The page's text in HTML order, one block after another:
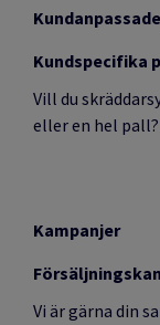
Kundspecifika
Vill du
eller en hel
Kampanjer
Vi är gärna din